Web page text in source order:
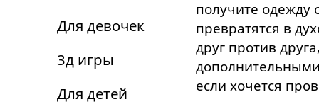
Для девочек
3д игры
Для детей
получите одежду
превратятся в
друг против
если хочется